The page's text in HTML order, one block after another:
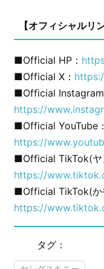
【オフィシャルリ
■Official HP：
■Official X：
■Official Instagram
https://
■Official YouTube：
https://
■Official TikTok(ヤ
https://
■Official TikTok(か
https://
タグ：